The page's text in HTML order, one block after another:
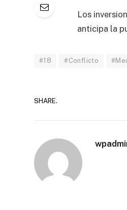
Los
anticipa la
#18 #Conflicto
SHARE.